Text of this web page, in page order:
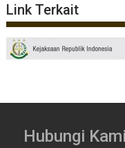
Link Terkait
Hubungi Kami